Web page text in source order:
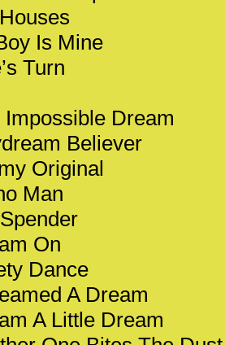
Is Mine
Turn
Impossible Dream
Believer
Original
Man
On
Dance
A Dream
A Little Dream